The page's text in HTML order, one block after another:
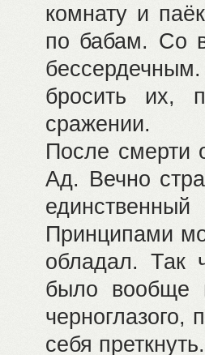
комнату и
по бабам. Со
бросить их,
сражении.
После смерти
Ад. Вечно
Принципами
обладал. Так
было вообще
черноглазого,
себя